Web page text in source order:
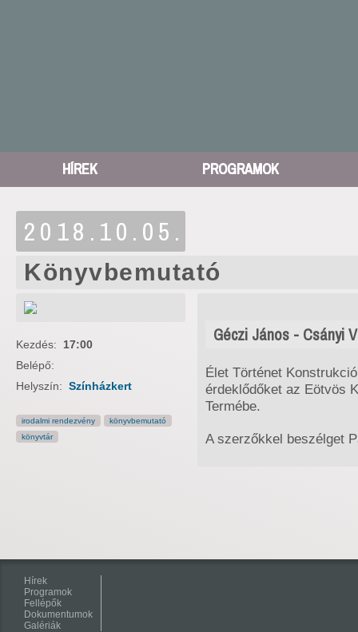
HÍREK PROGRAMOK
2018.10.05.
Könyvbemutató
Géczi János - Csányi
Élet Történet
érdeklődőket az Eötvös
Termébe.
A szerzőkkel beszélget
Kezdés: 17:00
Belépő:
Helyszín: Színházkert
irodalmi rendezvény
könyvbemutató
könyvtár
Hírek
Programok
Fellépők
Dokumentumok
Galériák